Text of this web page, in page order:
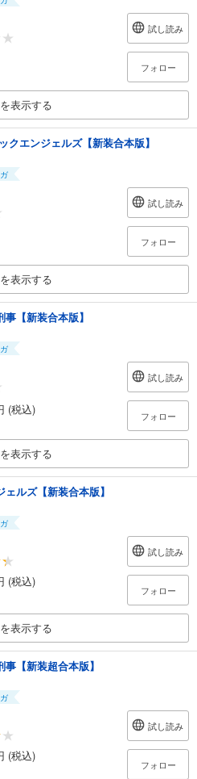
試し読み
フォロー
表示する
クエンジェルズ【新装合本版】
試し読み
フォロー
表示する
事【新装合本版】
(税込)
試し読み
フォロー
表示する
ルズ【新装合本版】
(税込)
試し読み
フォロー
表示する
事【新装超合本版】
(税込)
試し読み
フォロー